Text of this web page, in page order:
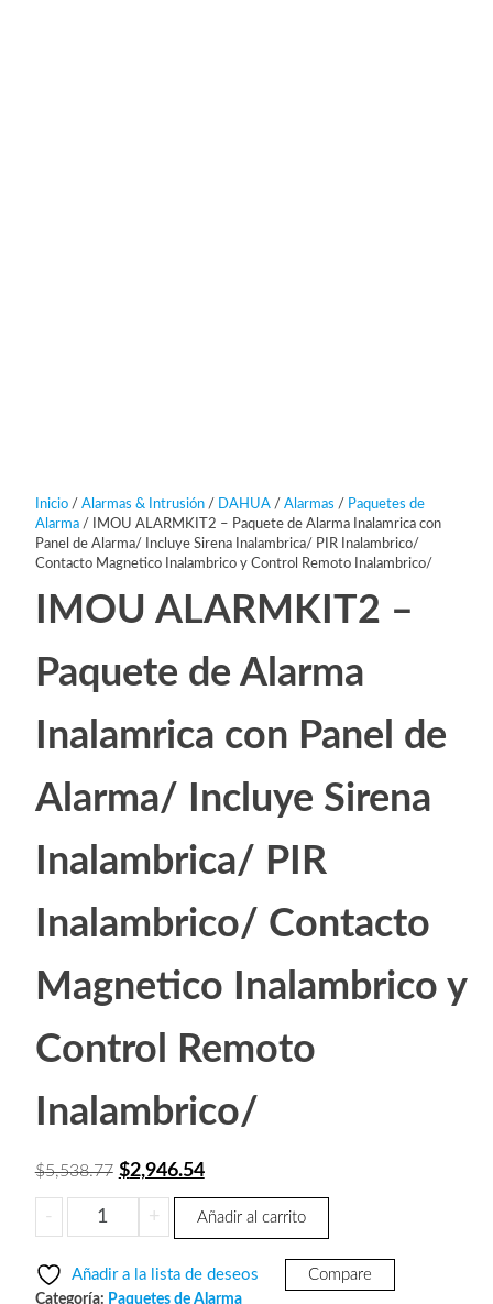
Inicio/ Alarmas & Intrusión/ DAHUA/ Alarmas / Paquetes de
Alarma/ IMOU ALARMKIT2 – Paquete de Alarma Inalamrica con
Panel de Alarma/ Incluye Sirena Inalambrica/ PIR Inalambrico/
Contacto Magnetico Inalambrico y Control Remoto Inalambrico/
IMOU ALARMKIT2 –
Paquete de Alarma
Inalamrica con Panel de
Alarma/ Incluye Sirena
Inalambrica/ PIR
Inalambrico/ Contacto
Magnetico Inalambrico y
Control Remoto
Inalambrico/
$5,538.77 El
precio
original
$5,538.77.
$2,946.54El
precio
$2,946.54.
-
IMOU
ALARMKIT2
Paquete
+ Añadir al carrito
Añadir a la lista de deseos Compare
Categoría: Paquetes de Alarma